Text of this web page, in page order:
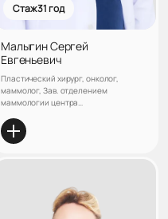
Стаж 31 год
Малыгин Сергей
Евгеньевич
Пластический хирург, онколог,
маммолог, Зав. отделением
маммологии центра
хирургии клиники "ЛАНЦЕТЪ",
Кандидат медицинских наук